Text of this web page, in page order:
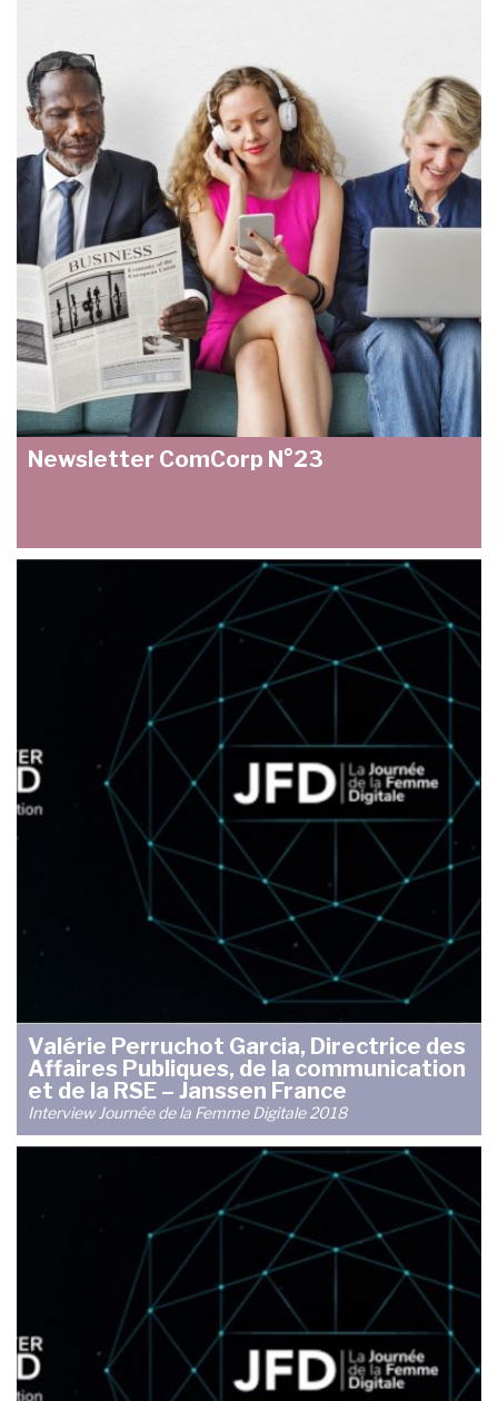
Newsletter ComCorp N°23
Valérie Perruchot Garcia, Directrice des
Affaires Publiques, de la communication
et de la RSE – Janssen France
Interview Journée de la Femme Digitale 2018